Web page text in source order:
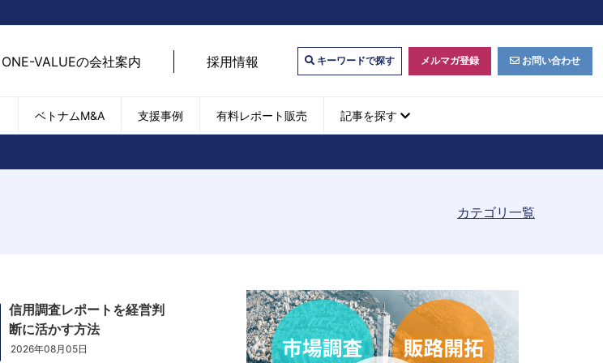
ONE-VALUEの会社案内 採用情報 キーワードで探す メルマガ登録 お問い合わせ
ベトナムM&A 支援事例 有料レポート販売 記事を探す
ベトナム企業買収・出資
カテゴリ一覧
信用調査レポートを経営判
断に活かす方法
2026年08月05日